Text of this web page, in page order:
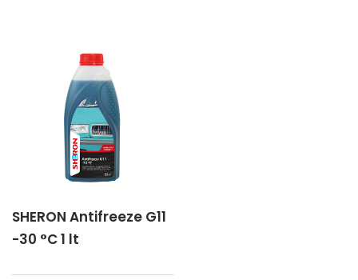
SHERON Antifreeze G11
-30 °C 1 lt